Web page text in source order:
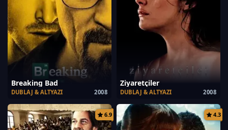
Breaking Bad
2008
DUBLAJ & ALTYAZI
Ziyaretçiler
2008
DUBLAJ & ALTYAZI
6.9 4.3